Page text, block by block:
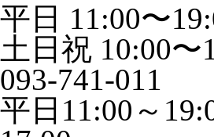
平日 11:00〜
土日祝 10:00〜
093-741-011
平日11:00～